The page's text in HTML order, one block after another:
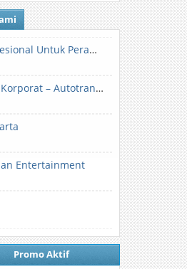
Klinik Dermatologi & Estetika Profesional Untuk Perawatan Kulit dan Kecantikan
Sewa Mobil Jakarta & Sewa Mobil Korporat – Autotranz Indonesia
Entertainment
Promo Aktif